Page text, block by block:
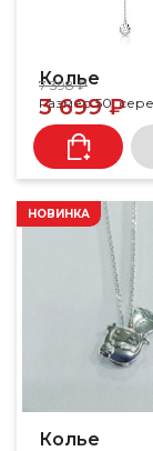
Колье
7 398 ₽
3 699 ₽
Колье
НОВИНКА